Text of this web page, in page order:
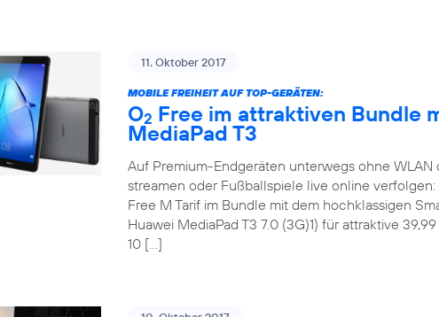
11. Oktober 2017
MOBILE FREIHEIT AUF TOP-GERÄTEN:
O2 Free im attraktiven Bundle
MediaPad T3
Auf Premium-Endgeräten unterwegs ohne
streamen oder Fußballspiele live online verfolgen:
Free M Tarif im Bundle mit dem hochklassigen
Huawei MediaPad T3 7.0 (3G)1) für attraktive
10 […]